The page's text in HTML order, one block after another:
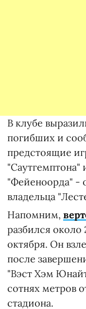
В клубе
погибших и
предстоящие
"Саутгемптона"
"Фейеноорда" -
владельца
Напомним,
разбился около
октября. Он
после
"Вэст Хэм
сотнях метров
стадиона.